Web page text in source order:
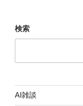
検索
AI雑談